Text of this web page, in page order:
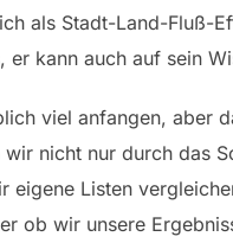
als Stadt-Land-
kann auch auf sein
viel anfangen, aber
nicht nur durch das
eigene Listen
ob wir unsere